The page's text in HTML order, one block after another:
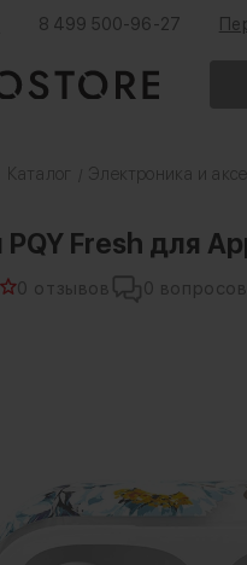
8 499 500-96-27
Каталог Электроника и
Fresh для
0 отзывов 0 вопросов